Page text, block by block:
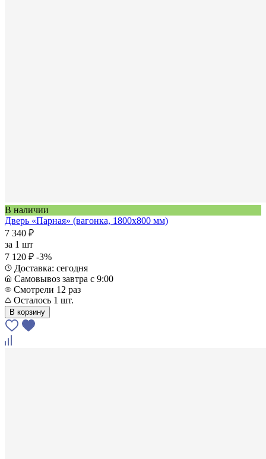
В наличии
Дверь «Парная» (вагонка, 1800х800 мм)
7 340 ₽
за 1 шт
7 120 ₽ -3%
Доставка: сегодня
Самовывоз завтра с 9:00
Смотрели 12 раз
Осталось 1 шт.
В корзину